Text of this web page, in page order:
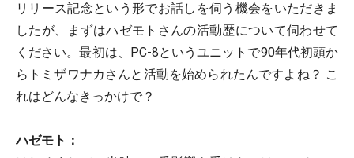
リリース記念という形でお話しを伺う機会をいただきま
したが、まずはハゼモトさんの活動歴について伺わせて
ください。最初は、PC-8というユニットで90年代初頭か
らトミザワナカさんと活動を始められたんですよね？ こ
れはどんなきっかけで？
ハゼモト：